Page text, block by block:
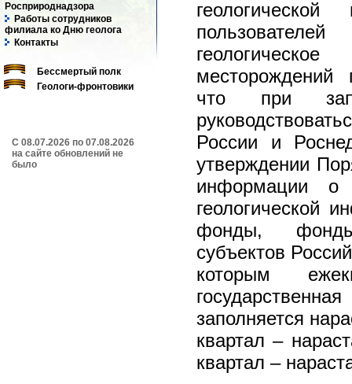
Росприроднадзора
Работы сотрудников
филиала ко Дню геолога
Контакты
Бессмертый полк
Геологи-фронтовики
C 08.07.2026 по 07.08.2026
на сайте обновлений не
было
месторождений
что при
России и
утверждении
информации
геологической
фонды, фонды
субъектов
которым
заполняется
квартал –
квартал –